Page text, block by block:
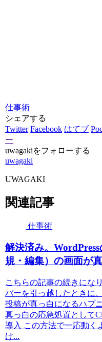
仕事術
シェアする
Twitter Facebook はてブ
ー
uwagakiをフォローする
uwagaki
UWAGAKI
関連記事
仕事術
解決済み。
規・編集）の画面が
こちらの記事の続きにな
バーを引っ越したときに
投稿が真っ白になるハプ
真っ白の応急処置として
導入 この方法で一応動く
け...